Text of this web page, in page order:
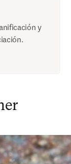
y